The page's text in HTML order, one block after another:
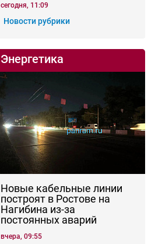
сегодня, 11:09
Новости рубрики
Энергетика
Новые кабельные линии
построят в Ростове на
Нагибина из-за
постоянных аварий
вчера, 09:55